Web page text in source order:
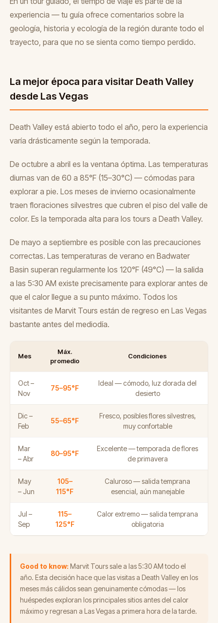
experiencia — tu guía ofrece comentarios sobre la
geología, historia y ecología de la región durante todo el
trayecto, para que no se sienta como tiempo perdido.
La mejor época para visitar Death Valley
desde Las Vegas
Death Valley está abierto todo el año, pero la experiencia
varía drásticamente según la temporada.
De octubre a abril es la ventana óptima. Las temperaturas
diurnas van de 60 a 85°F (15–30°C) — cómodas para
explorar a pie. Los meses de invierno ocasionalmente
traen floraciones silvestres que cubren el piso del valle de
color. Es la temporada alta para los tours a Death Valley.
De mayo a septiembre es posible con las precauciones
correctas. Las temperaturas de verano en Badwater
Basin superan regularmente los 120°F (49°C) — la salida
a las 5:30 AM existe precisamente para explorar antes de
que el calor llegue a su punto máximo. Todos los
visitantes de Marvit Tours están de regreso en Las Vegas
bastante antes del mediodía.
Mes
Máx.
promedio
Condiciones
Oct –
Nov
75–95°F
Ideal — cómodo, luz dorada del
desierto
Dic –
Feb
55–65°F
Fresco, posibles flores silvestres,
muy confortable
Mar
– Abr
80–95°F
Excelente — temporada de flores
de primavera
May
– Jun
105–
115°F
Caluroso — salida temprana
esencial, aún manejable
Jul –
Sep
115–
125°F
Calor extremo — salida temprana
obligatoria
Good to know: Marvit Tours sale a las 5:30 AM todo el
año. Esta decisión hace que las visitas a Death Valley en los
meses más cálidos sean genuinamente cómodas — los
huéspedes exploran los principales sitios antes del calor
máximo y regresan a Las Vegas a primera hora de la tarde.